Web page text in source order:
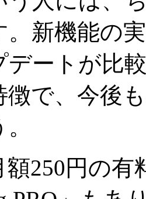
。新機能の
デートが比
徴で、今後
250円の有